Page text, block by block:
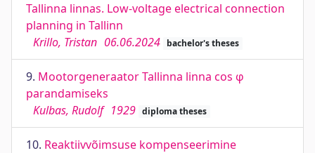
Tallinna linnas. Low-voltage electrical connection
planning in Tallinn
Krillo, Tristan 06.06.2024 bachelor's theses
9. Mootorgeneraator Tallinna linna cos φ
parandamiseks
Kulbas, Rudolf 1929 diploma theses
10. Reaktiivvõimsuse kompenseerimine